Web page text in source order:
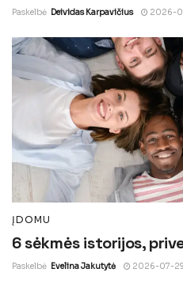
Paskelbė Deividas Karpavičius 2026-
ĮDOMU
6 sėkmės istorijos,
Paskelbė Evelina Jakutytė 2026-07-29